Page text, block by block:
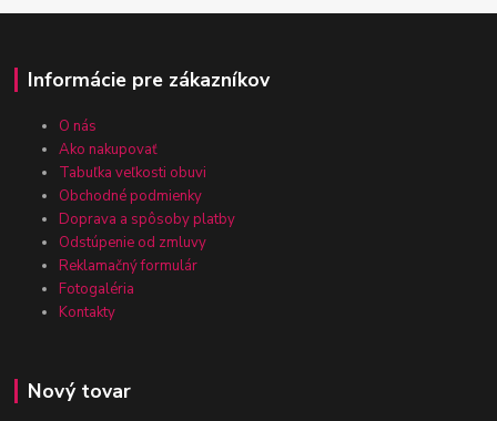
Informácie pre zákazníkov
O nás
Ako nakupovať
Tabuľka veľkosti obuvi
Obchodné podmienky
Doprava a spôsoby platby
Odstúpenie od zmluvy
Reklamačný formulár
Fotogaléria
Kontakty
Nový tovar